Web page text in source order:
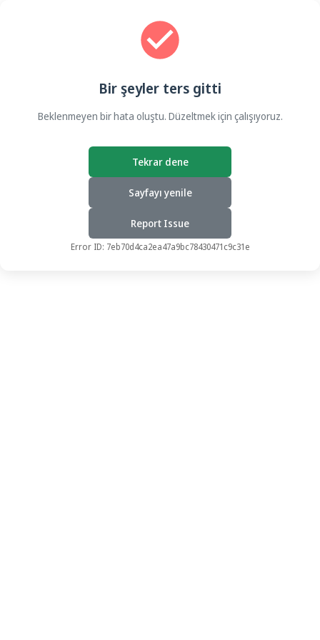
Bir şeyler ters gitti
Beklenmeyen bir hata oluştu. Düzeltmek için çalışıyoruz.
Tekrar dene
Sayfayı yenile
Report Issue
Error ID: 7eb70d4ca2ea47a9bc78430471c9c31e